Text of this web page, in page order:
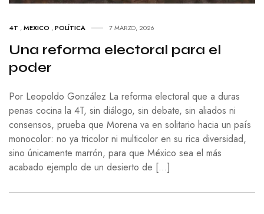
4T ,MEXICO ,POLÍTICA 7 MARZO, 2026
Una reforma electoral para el
poder
Por Leopoldo González La reforma electoral que a duras
penas cocina la 4T, sin diálogo, sin debate, sin aliados ni
consensos, prueba que Morena va en solitario hacia un país
monocolor: no ya tricolor ni multicolor en su rica diversidad,
sino únicamente marrón, para que México sea el más
acabado ejemplo de un desierto de […]